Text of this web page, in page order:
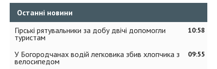
Останні новини
10:58
Гірські рятувальники за добу двічі допомогли
туристам
09:55
У Богородчанах водій легковика збив хлопчика з
велосипедом